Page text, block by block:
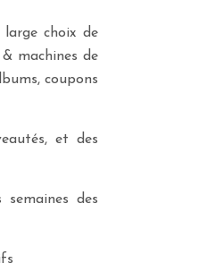
choix de
machines de
coupons
et des
des